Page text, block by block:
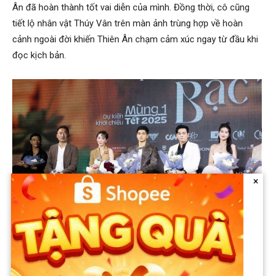
Ân đã hoàn thành tốt vai diễn của mình. Đồng thời, cô cũng
tiết lộ nhân vật Thúy Vân trên màn ảnh trùng hợp về hoàn
cảnh ngoài đời khiến Thiên Ân chạm cảm xúc ngay từ đầu khi
đọc kịch bản.
Về hai chàng thờ Lê Xuân Tiền và Ma Ran Đô, Thu Trang
×